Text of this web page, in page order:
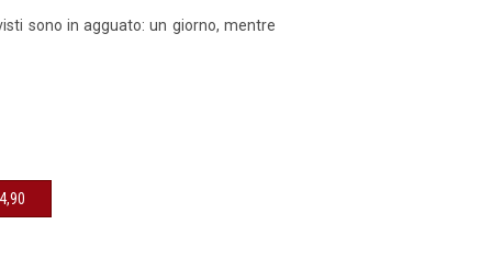
sono in agguato: un giorno, mentre
€ 14,90